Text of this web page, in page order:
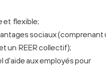
et flexible;
sociaux (comprenant
un REER collectif);
aux employés pour